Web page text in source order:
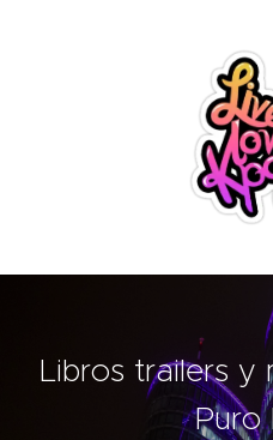
Libros trailers y
Puro